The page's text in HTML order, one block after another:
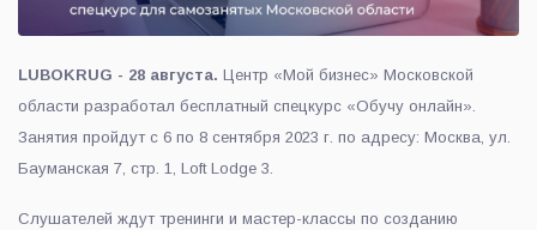
LUBOKRUG - 28 августа. Центр «Мой бизнес» Московской
области разработал бесплатный спецкурс «Обучу онлайн».
Занятия пройдут с 6 по 8 сентября 2023 г. по адресу: Москва, ул.
Бауманская 7, стр. 1, Loft Lodge 3.
Слушателей ждут тренинги и мастер-классы по созданию